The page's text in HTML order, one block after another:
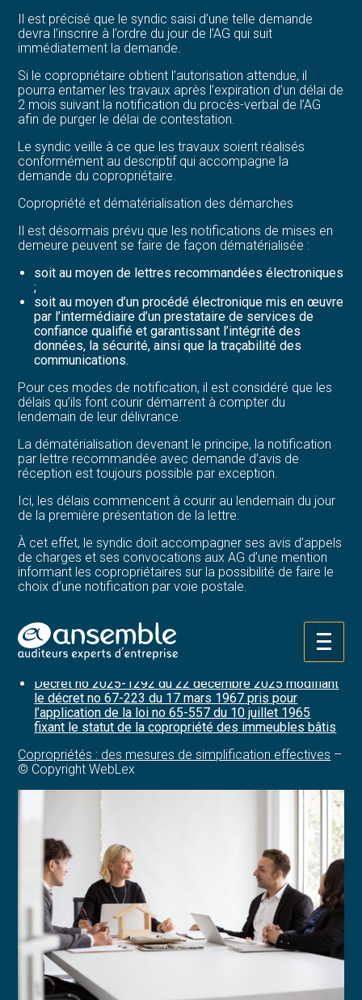
Aller
au
Il est précisé que le syndic saisi d’une telle demande
devra l’inscrire à l’ordre du jour de l’AG qui suit
immédiatement la demande.
Si le copropriétaire obtient l’autorisation attendue, il
pourra entamer les travaux après l’expiration d’un délai de
2 mois suivant la notification du procès-verbal de l’AG
afin de purger le délai de contestation.
Le syndic veille à ce que les travaux soient réalisés
conformément au descriptif qui accompagne la
demande du copropriétaire.
Copropriété et dématérialisation des démarches
Il est désormais prévu que les notifications de mises en
demeure peuvent se faire de façon dématérialisée :
soit au moyen de lettres recommandées électroniques
;
soit au moyen d’un procédé électronique mis en œuvre
par l’intermédiaire d’un prestataire de services de
confiance qualifié et garantissant l’intégrité des
données, la sécurité, ainsi que la traçabilité des
communications.
Pour ces modes de notification, il est considéré que les
délais qu’ils font courir démarrent à compter du
lendemain de leur délivrance.
La dématérialisation devenant le principe, la notification
par lettre recommandée avec demande d’avis de
réception est toujours possible par exception.
Ici, les délais commencent à courir au lendemain du jour
de la première présentation de la lettre.
À cet effet, le syndic doit accompagner ses avis d’appels
de charges et ses convocations aux AG d’une mention
informant les copropriétaires sur la possibilité de faire le
choix d’une notification par voie postale.
communication devront en informer le syndic.
Sources :
Décret no 2025-1292 du 22 décembre 2025 modifiant
le décret no 67-223 du 17 mars 1967 pris pour
l’application de la loi no 65-557 du 10 juillet 1965
fixant le statut de la copropriété des immeubles bâtis
Copropriétés : des mesures de simplification effectives –
© Copyright WebLex